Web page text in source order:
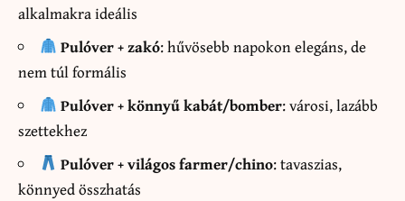
alkalmakra ideális
Pulóver + zakó: hűvösebb napokon elegáns, de
nem túl formális
Pulóver + könnyű kabát/bomber: városi, lazább
szettekhez
Pulóver + világos farmer/chino: tavaszias,
könnyed összhatás